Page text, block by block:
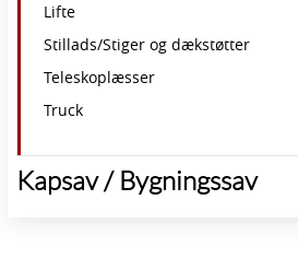
Lifte
Stillads/Stiger og dækstøtter
Teleskoplæsser
Truck
Kapsav / Bygningssav